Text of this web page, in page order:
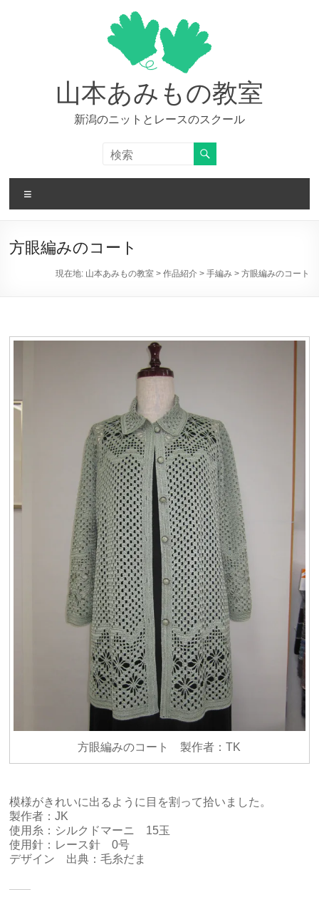
山本あみもの教室
新潟のニットとレースのスクール
ニ
ー
方眼編みのコート
現在地: 山本あみもの教室> 作品紹介> 手編み> 方眼編みのコート
方眼編みのコート 製作者：TK
模様がきれいに出るように目を割って拾いました。
製作者：JK
使用糸：シルクドマーニ 15玉
使用針：レース針 0号
デザイン 出典：毛糸だま